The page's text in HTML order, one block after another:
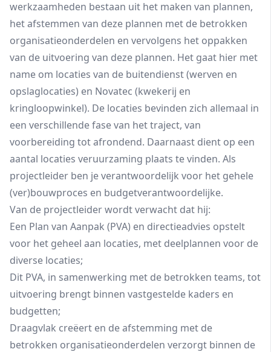
werkzaamheden bestaan uit het maken van plannen,
het afstemmen van deze plannen met de betrokken
organisatieonderdelen en vervolgens het oppakken
van de uitvoering van deze plannen. Het gaat hier met
name om locaties van de buitendienst (werven en
opslaglocaties) en Novatec (kwekerij en
kringloopwinkel). De locaties bevinden zich allemaal in
een verschillende fase van het traject, van
voorbereiding tot afrondend. Daarnaast dient op een
aantal locaties veruurzaming plaats te vinden. Als
projectleider ben je verantwoordelijk voor het gehele
(ver)bouwproces en budgetverantwoordelijke.
Van de projectleider wordt verwacht dat hij:
Een Plan van Aanpak (PVA) en directieadvies opstelt
voor het geheel aan locaties, met deelplannen voor de
diverse locaties;
Dit PVA, in samenwerking met de betrokken teams, tot
uitvoering brengt binnen vastgestelde kaders en
budgetten;
Draagvlak creëert en de afstemming met de
betrokken organisatieonderdelen verzorgt binnen de